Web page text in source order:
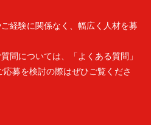
経験に関係なく、幅広く人材を募
問については、「よくある質問」
募を検討の際はぜひご覧くださ